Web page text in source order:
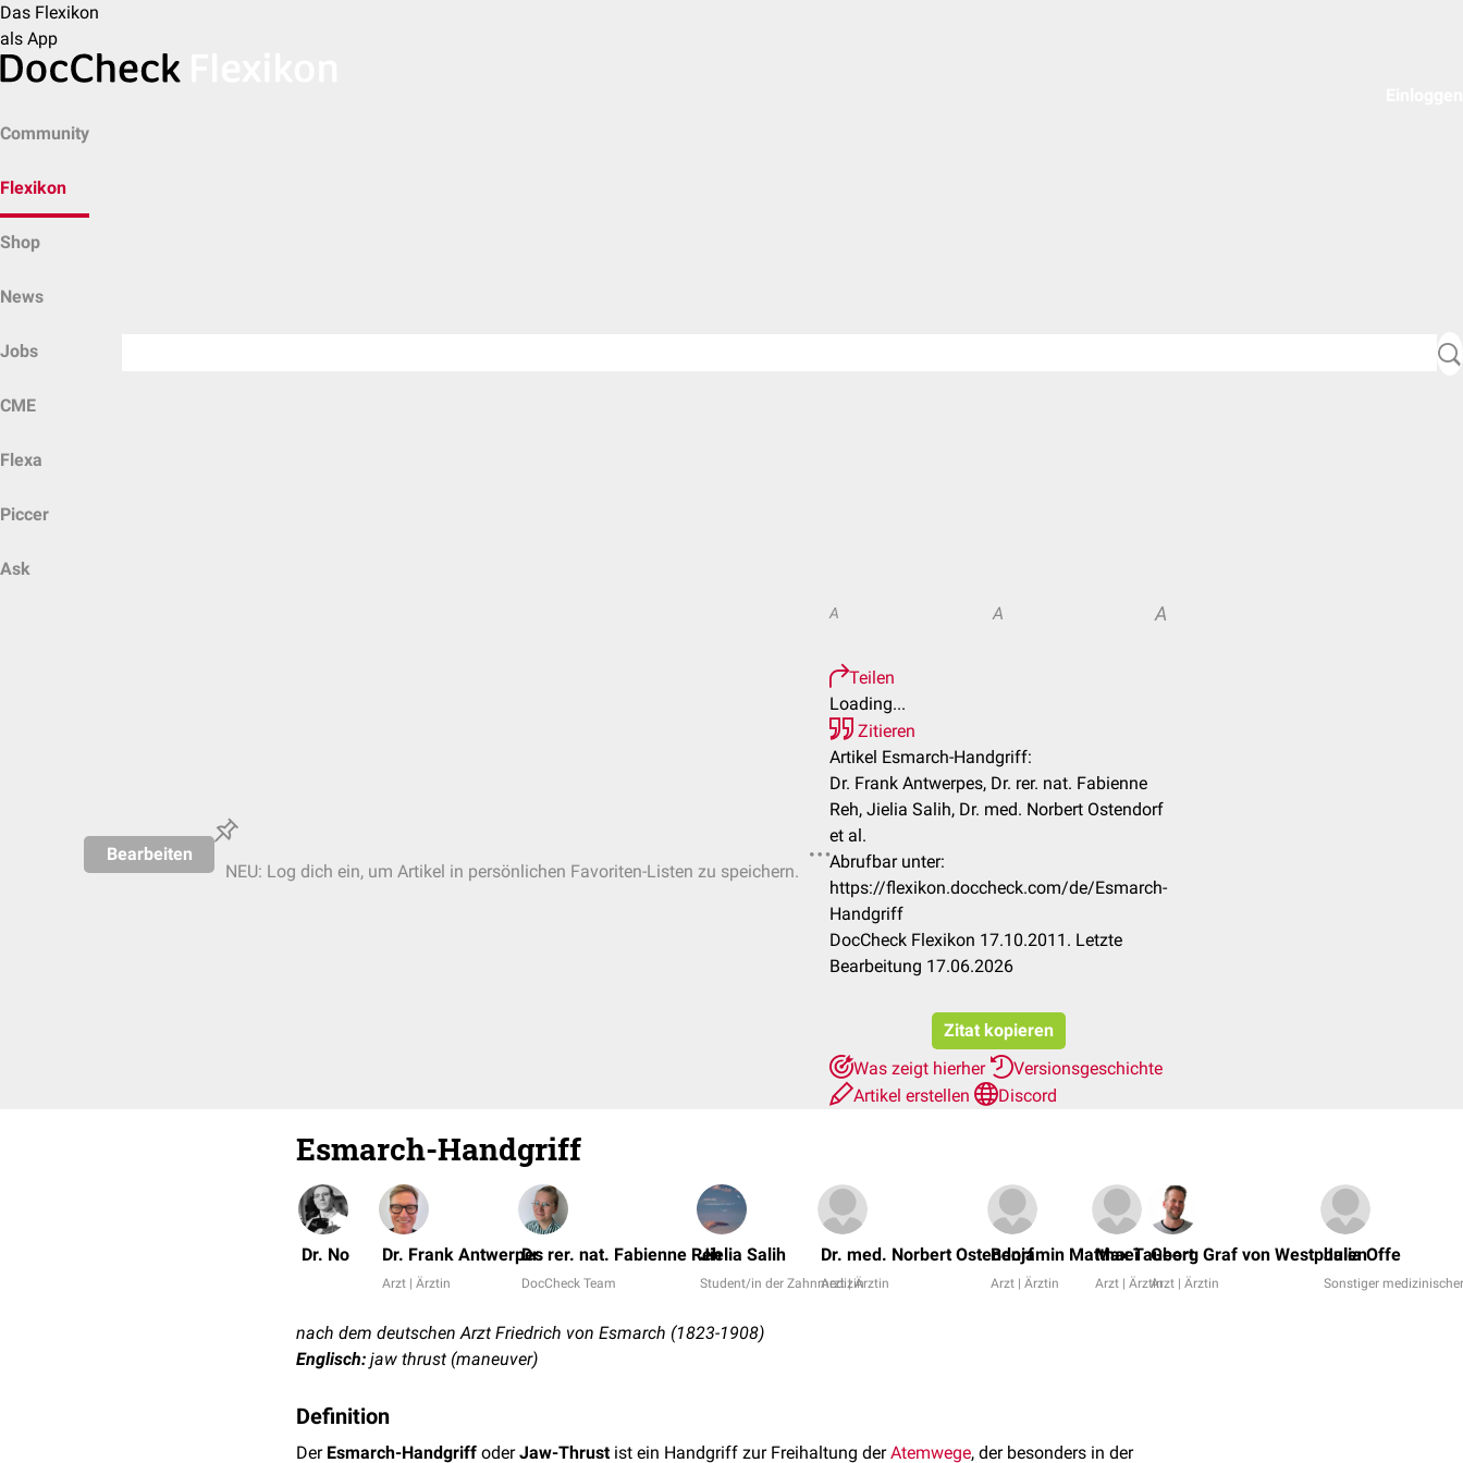
Das Flexikon
als App
Community
Flexikon
Shop
News
Jobs
CME
Flexa
Piccer
Ask
Bearbeiten
NEU: Log dich ein, um Artikel in persönlichen Favoriten-Listen zu speichern.
A A A
Teilen
Loading...
Zitieren
Artikel Esmarch-Handgriff:
Dr. Frank Antwerpes, Dr. rer. nat. Fabienne
Reh, Jielia Salih, Dr. med. Norbert Ostendorf
et al.
Abrufbar unter:
https://flexikon.doccheck.com/de/Esmarch-
Handgriff
DocCheck Flexikon 17.10.2011. Letzte
Bearbeitung 17.06.2026
Zitat kopieren
Was zeigt hierher
Versionsgeschichte
Artikel erstellen
Discord
Esmarch-Handgriff
Dr. No Dr. Frank Antwerpes
Arzt | Ärztin
Dr. rer. nat. Fabienne Reh
DocCheck Team
Jielia Salih
Student/in der Zahnmedizin
Dr. med. Norbert Ostendorf
Arzt | Ärztin
Benjamin Matthaei
Arzt | Ärztin
Max Taubert
Arzt | Ärztin
Georg Graf von Westphalen
Arzt | Ärztin
Julia Offe
Sonstiger
nach dem deutschen Arzt Friedrich von Esmarch (1823-1908)
Englisch: jaw thrust (maneuver)
Definition
Der Esmarch-Handgriff oderJaw-Thrustist ein Handgriff zur Freihaltung derAtemwege, der besonders in der